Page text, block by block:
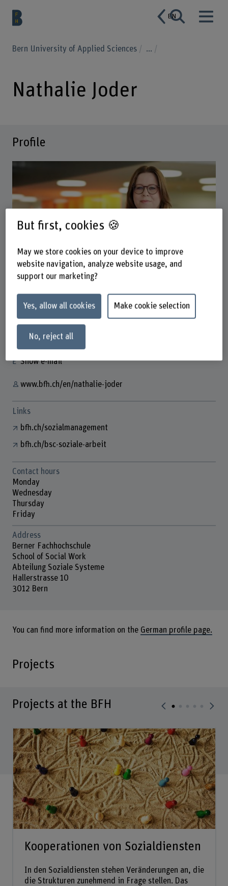
EN
Bern University of Applied Sciences ...
Nathalie Joder
Profile
Nathalie Joder
Wissenschaftliche Mitarbeiterin
Contact
Show e-mail
www.bfh.ch/en/nathalie-joder
Links
bfh.ch/sozialmanagement
bfh.ch/bsc-soziale-arbeit
Contact hours
Monday
Wednesday
Thursday
Friday
Address
Berner Fachhochschule
School of Social Work
Abteilung Soziale Systeme
Hallerstrasse 10
3012 Bern
You can find more information on the German profile page.
Projects
Projects at the BFH
Kooperationen von Sozialdiensten
In den Sozialdiensten stehen Veränderungen an, die
die Strukturen zunehmend in Frage stellen. Das
But first, cookies 🍪
May we store cookies on your device to improve
website navigation, analyze website usage, and
support our marketing?
Yes, allow all cookies Make cookie selection
No, reject all